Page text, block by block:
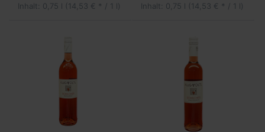
Inhalt: 0,75 l (14,53 € * / 1 l) Inhalt: 0,75 l (14,53 € * / 1 l)